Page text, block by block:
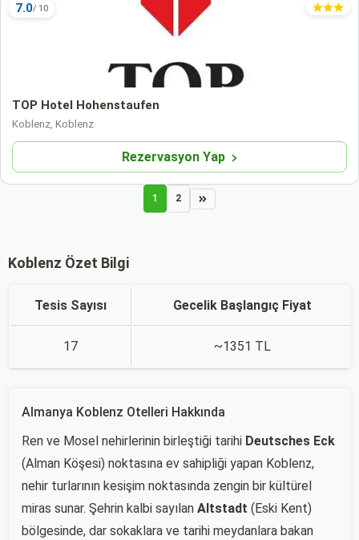
7.0
TOP Hotel Hohenstaufen
Koblenz, Koblenz
Rezervasyon Yap
1 2
Koblenz Özet Bilgi
Tesis Sayısı Gecelik Başlangıç Fiyat
17 ~1351 TL
Almanya Koblenz Otelleri Hakkında
Ren ve Mosel nehirlerinin birleştiği tarihi Deutsches Eck
(Alman Köşesi) noktasına ev sahipliği yapan Koblenz,
nehir turlarının kesişim noktasında zengin bir kültürel
miras sunar. Şehrin kalbi sayılan Altstadt (Eski Kent)
bölgesinde, dar sokaklara ve tarihi meydanlara bakan